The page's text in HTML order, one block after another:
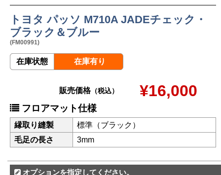
トヨタ パッソ M710A JADEチェック・
ブラック＆ブルー
(FM00991)
在庫状態 在庫有り
販売価格（税込） ¥16,000
フロアマット仕様
縁取り縫製
標準（ブラック）
毛足の長さ
3mm
オプションを指定してください。